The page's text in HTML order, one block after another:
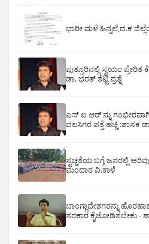
ಭಾರೀ ಮಳೆ ಹಿನ್ನಲೆ,ದ.ಕ
ಪುತ್ತೂರಿನಲ್ಲಿ ಸ್ವಯಂ
ಡಾ. ಭರತ್ ಶೆಟ್ಟಿ ಪ್ರಶ್ನೆ
ಎಸ್ ಐ ಆರ್ ನ್ನು
ವಲಸಿಗರ ಪತ್ತೆ ಹಚ್ಚಿ :ಶಾಸಕ
ಸ್ವಚ್ಚತೆಯ ಬಗ್ಗೆ ಜನರಲ್ಲಿ
ಮಂದಾರ ವಿ.ಕಾಳೆ
ಬಾಂಗ್ಲಾದೇಶಗರನ್ನು
ಸರಕಾರ ಕೈಜೋಡಿಸಬೇಕು -